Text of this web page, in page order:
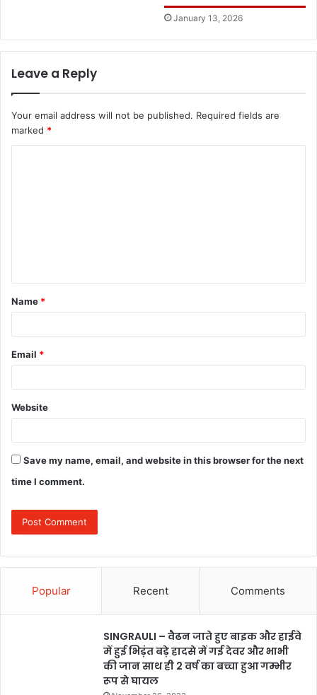
January 13, 2026
Leave a Reply
Your email address will not be published. Required fields are
marked *
t
*
Name *
Email *
Website
Save my name, email, and website in this browser for the next
time I comment.
Popular Recent Comments
SINGRAULI – वैढन जाते हुए बाइक और हाईवे
में हुई भिड़ंत बड़े हादसे में गई देवर और भाभी
की जान साथ ही 2 वर्ष का बच्चा हुआ गम्भीर
रूप से घायल